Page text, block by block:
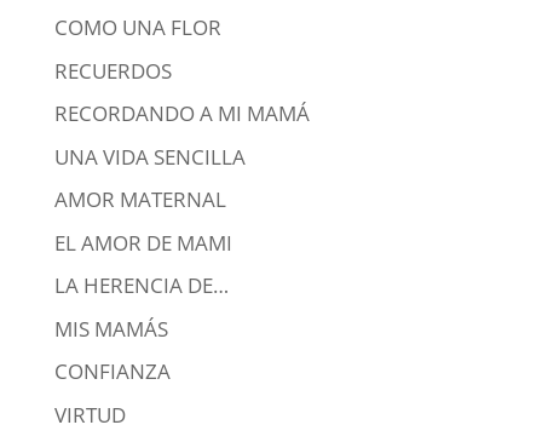
COMO UNA FLOR
RECUERDOS
RECORDANDO A MI MAMÁ
UNA VIDA SENCILLA
AMOR MATERNAL
EL AMOR DE MAMI
LA HERENCIA DE…
MIS MAMÁS
CONFIANZA
VIRTUD